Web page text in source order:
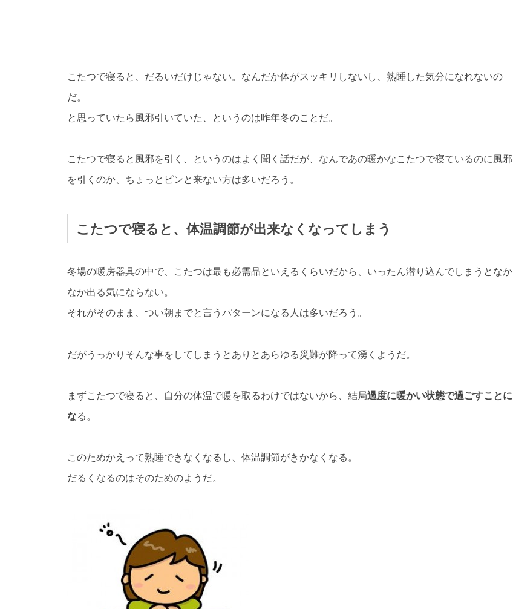
こたつで寝ると、だるいだけじゃない。なんだか体がスッキリしないし、熟睡した気分になれないの
だ。
と思っていたら風邪引いていた、というのは昨年冬のことだ。
こたつで寝ると風邪を引く、というのはよく聞く話だが、なんであの暖かなこたつで寝ているのに風邪
を引くのか、ちょっとピンと来ない方は多いだろう。
こたつで寝ると、体温調節が出来なくなってしまう
冬場の暖房器具の中で、こたつは最も必需品といえるくらいだから、いったん潜り込んでしまうとなか
なか出る気にならない。
それがそのまま、つい朝までと言うパターンになる人は多いだろう。
だがうっかりそんな事をしてしまうとありとあらゆる災難が降って湧くようだ。
まずこたつで寝ると、自分の体温で暖を取るわけではないから、結局過度に暖かい状態で過ごすことに
なる。
このためかえって熟睡できなくなるし、体温調節がきかなくなる。
だるくなるのはそのためのようだ。